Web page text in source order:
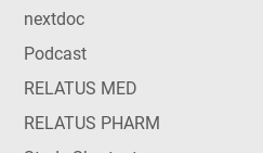
nextdoc
Podcast
RELATUS MED
RELATUS PHARM